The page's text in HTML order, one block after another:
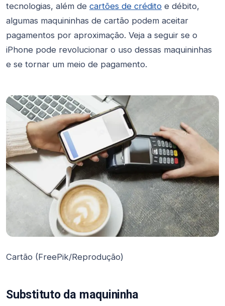
tecnologias, além de cartões de crédito e débito,
algumas maquininhas de cartão podem aceitar
pagamentos por aproximação. Veja a seguir se o
iPhone pode revolucionar o uso dessas maquininhas
e se tornar um meio de pagamento.
Cartão (FreePik/Reprodução)
Substituto da maquininha